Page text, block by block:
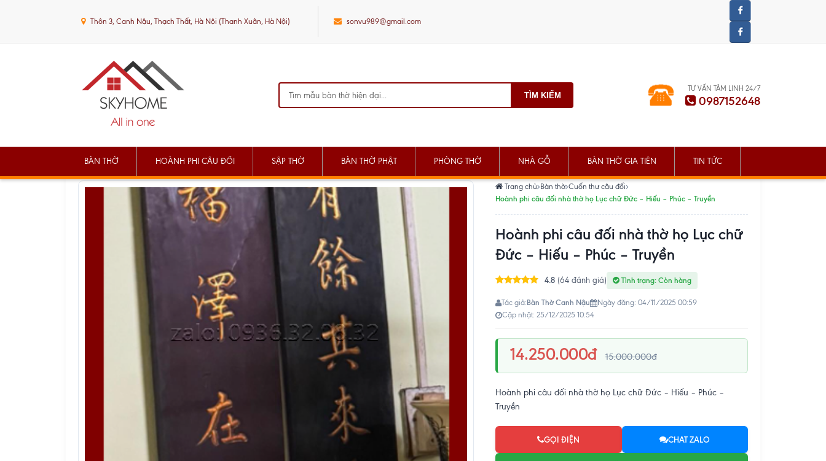
Thôn 3, Canh Nậu, Thạch Thất, Hà Nội (Thanh Xuân, Hà Nội) sonvu989@gmail.com
TÌM KIẾM
TƯ VẤN TÂM LINH 24/7
0987152648
BÀN THỜ HOÀNH PHI CÂU ĐỐI SẬP THỜ BÀN THỜ PHẬT PHÒNG THỜ NHÀ GỖ BÀN THỜ GIA TIÊN TIN TỨC
Trang chủ Bàn thờ Cuốn thư câu đối
Hoành phi câu đối nhà thờ họ Lục chữ Đức – Hiếu – Phúc – Truyền
Hoành phi câu đối nhà thờ họ Lục chữ
Đức – Hiếu – Phúc – Truyền
4.8 (64 đánh giá) Tình trạng: Còn hàng
Tác giả:Bàn Thờ Canh Nậu
Ngày đăng: 04/11/2025 00:59
Cập nhật: 25/12/2025 10:54
14.250.000đ 15.000.000đ
Hoành phi câu đối nhà thờ họ Lục chữ Đức – Hiếu – Phúc –
Truyền​
GỌI ĐIỆN CHAT ZALO